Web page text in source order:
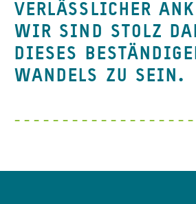
VERLÄSSLICHER
WIR SIND STOLZ
DIESES
WANDELS ZU SEIN.